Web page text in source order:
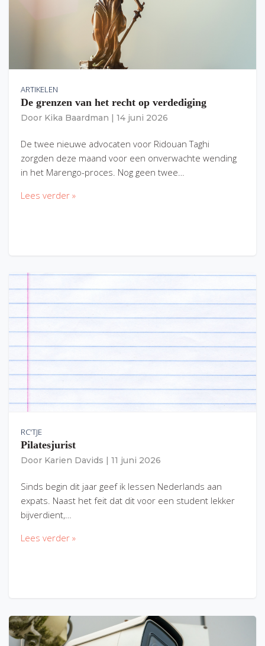
ARTIKELEN
De grenzen van het recht op verdediging
Door Kika Baardman 14 juni 2026
De twee nieuwe advocaten voor Ridouan Taghi
zorgden deze maand voor een onverwachte wending
in het Marengo-proces. Nog geen twee…
Lees verder »
RC'TJE
Pilatesjurist
Door Karien Davids 11 juni 2026
Sinds begin dit jaar geef ik lessen Nederlands aan
expats. Naast het feit dat dit voor een student lekker
bijverdient,…
Lees verder »